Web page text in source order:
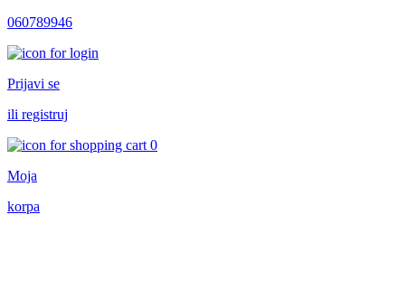
060789946
Prijavi se
ili registruj
0
Moja
korpa